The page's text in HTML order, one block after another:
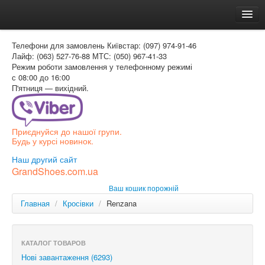
Доставка и оплата
Как заказать
Контакти
Таблиця розмірів
Вхід для покупця
РОС
Телефони для замовлень Київстар: (097) 974-91-46
Лайф: (063) 527-76-88 МТС: (050) 967-41-33
Режим роботи замовлення у телефонному режимі
с 08:00 до 16:00
П'ятниця — вихідний.
Приєднуйся до нашої групи.
Будь у курсі новинок.
Наш другий сайт
GrandShoes.com.ua
Ваш кошик порожній
Главная / Кросівки / Renzana
КАТАЛОГ ТОВАРОВ
Нові завантаження (6293)